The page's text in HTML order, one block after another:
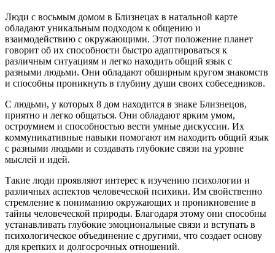
Люди с восьмым домом в Близнецах в натальной карте
обладают уникальным подходом к общению и
взаимодействию с окружающими. Этот положение планет
говорит об их способности быстро адаптироваться к
различным ситуациям и легко находить общий язык с
разными людьми. Они обладают обширным кругом знакомств
и способны проникнуть в глубину души своих собеседников.
С людьми, у которых 8 дом находится в знаке Близнецов,
приятно и легко общаться. Они обладают ярким умом,
остроумием и способностью вести умные дискуссии. Их
коммуникативные навыки помогают им находить общий язык
с разными людьми и создавать глубокие связи на уровне
мыслей и идей.
Такие люди проявляют интерес к изучению психологии и
различных аспектов человеческой психики. Им свойственно
стремление к пониманию окружающих и проникновение в
тайны человеческой природы. Благодаря этому они способны
устанавливать глубокие эмоциональные связи и вступать в
психологическое объединение с другими, что создает основу
для крепких и долгосрочных отношений.